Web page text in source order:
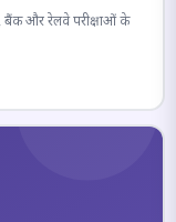
बैंक और रेलवे परीक्षाओं के